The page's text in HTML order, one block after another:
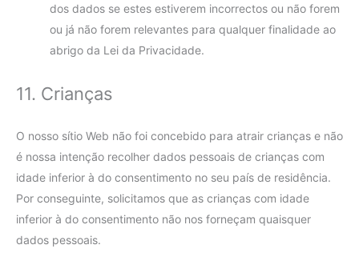
dos dados se estes estiverem incorrectos ou não forem
ou já não forem relevantes para qualquer finalidade ao
abrigo da Lei da Privacidade.
11. Crianças
O nosso sítio Web não foi concebido para atrair crianças e não
é nossa intenção recolher dados pessoais de crianças com
idade inferior à do consentimento no seu país de residência.
Por conseguinte, solicitamos que as crianças com idade
inferior à do consentimento não nos forneçam quaisquer
dados pessoais.